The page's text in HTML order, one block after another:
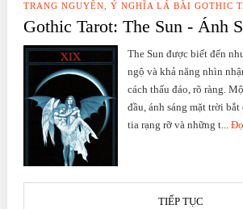
TRANG NGUYỄN, Ý NGHĨA LÁ BÀI GOTHIC
Gothic Tarot: The Sun - Ánh
The Sun được biết đến
ngộ và khả năng nhìn
cách thấu đáo, rõ ràng.
đầu, ánh sáng mặt trời
tia rạng rỡ và những t...
TIẾP TỤC